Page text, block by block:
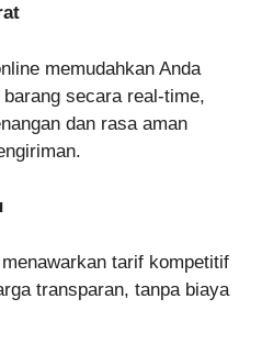
memudahkan Anda
secara real-time,
dan rasa aman
tarif kompetitif
transparan, tanpa biaya